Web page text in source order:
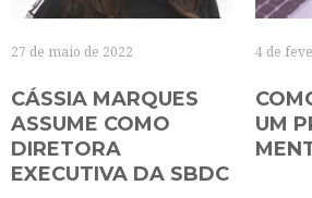
27 de maio de 2022
CÁSSIA MARQUES
ASSUME COMO
DIRETORA
EXECUTIVA DA SBDC
4 de
UM